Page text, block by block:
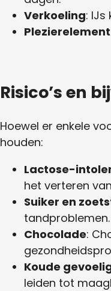
Verkoeling:
Plezierelement
Risico’s en
Hoewel er enkele
houden:
Lactose-
het verteren
Suiker en
Chocolade:
Koude
leiden tot